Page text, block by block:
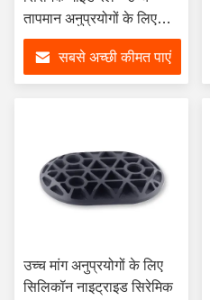
तापमान अनुप्रयोगों के लिए
हल्के, विद्युत अछूता और
अत्यधिक गर्मी प्रतिरोधी
सबसे अच्छी कीमत पाएं
उच्च मांग अनुप्रयोगों के लिए
सिलिकॉन नाइट्राइड सिरेमिक